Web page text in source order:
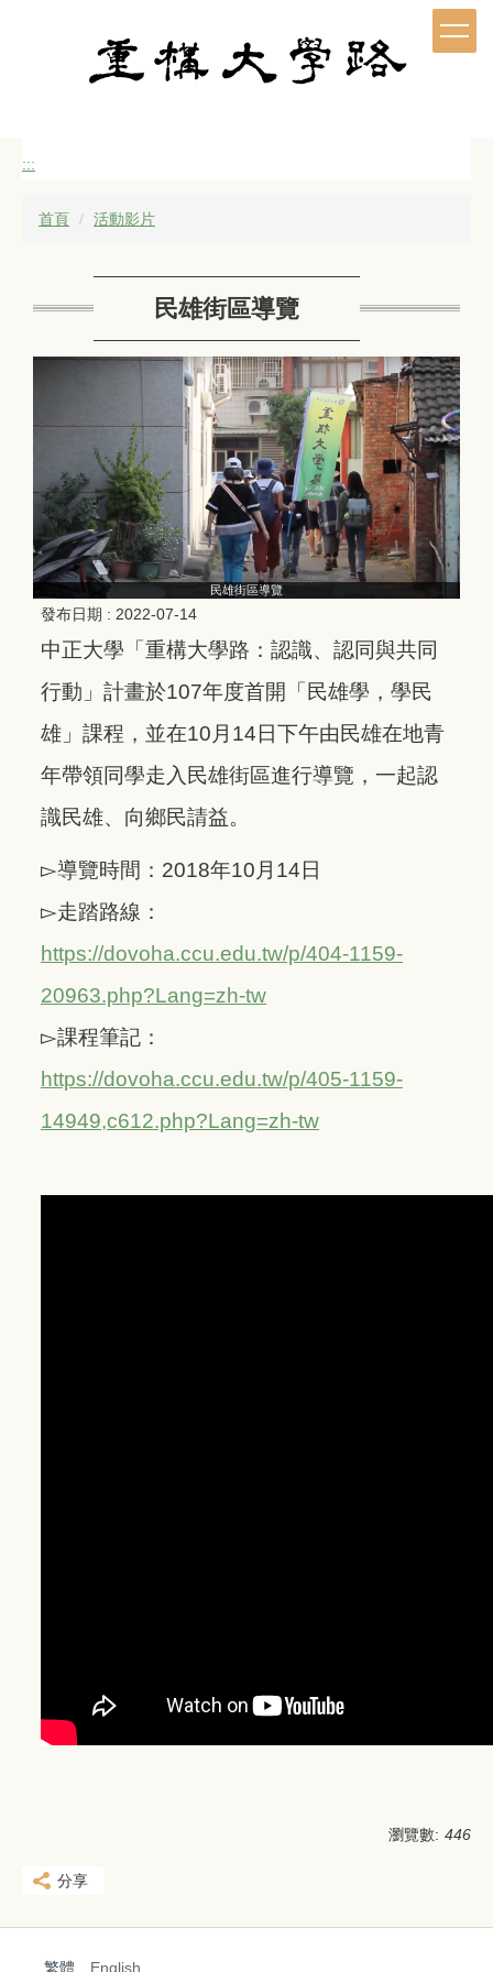
:::
首頁 活動影片
民雄街區導覽
民雄街區導覽
發布日期 : 2022-07-14
中正大學「重構大學路：認識、認同與共同
行動」計畫於107年度首開「民雄學，學民
雄」課程，並在10月14日下午由民雄在地青
年帶領同學走入民雄街區進行導覽，一起認
識民雄、向鄉民請益。
▻導覽時間：2018年10月14日
▻走踏路線：
https://dovoha.ccu.edu.tw/p/404-1159-
20963.php?Lang=zh-tw
▻課程筆記：
https://dovoha.ccu.edu.tw/p/405-1159-
14949,c612.php?Lang=zh-tw
瀏覽數: 446
分享
繁體 English